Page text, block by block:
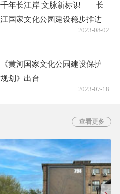
千年长江岸 文脉新标识——长
江国家文化公园建设稳步推进
2023-08-02
《黄河国家文化公园建设保护
规划》出台
2023-07-18
查看更多